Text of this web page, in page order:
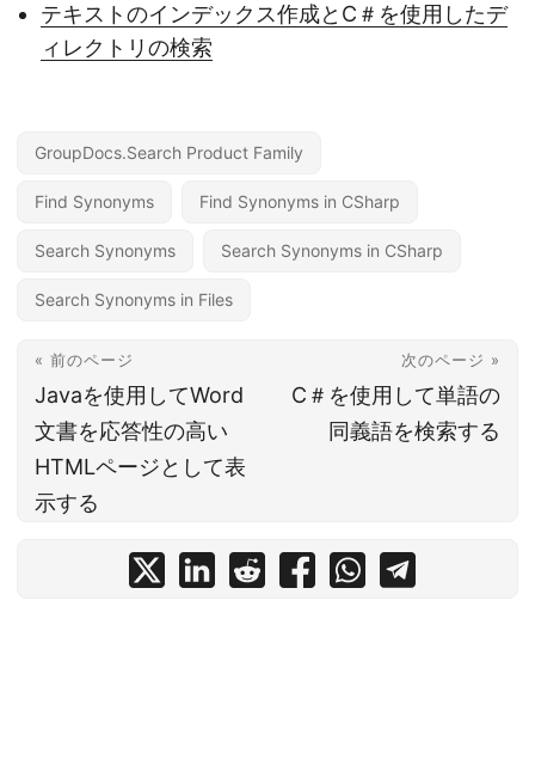
テキストのインデックス作成とC＃を使用したデ
ィレクトリの検索
GroupDocs.Search Product Family
Find Synonyms Find Synonyms in CSharp
Search Synonyms Search Synonyms in CSharp
Search Synonyms in Files
« 前のページ
Javaを使用してWord
文書を応答性の高い
HTMLページとして表
示する
次のページ »
C＃を使用して単語の
同義語を検索する